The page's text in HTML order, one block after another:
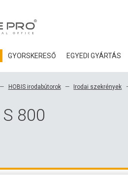
GYORSKERESŐ EGYEDI GYÁRTÁS
HOBIS irodabútorok Irodai szekrények
800